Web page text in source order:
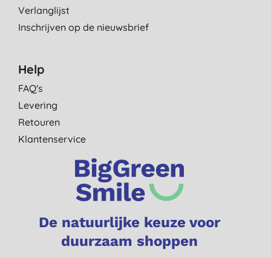
Verlanglijst
Inschrijven op de nieuwsbrief
Help
FAQ's
Levering
Retouren
Klantenservice
De natuurlijke keuze voor
duurzaam shoppen